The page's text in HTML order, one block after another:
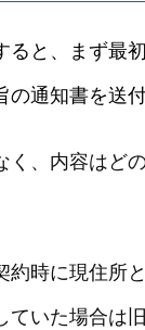
と、まず最
通知書を送付
、内容はど
約時に現住所
いた場合は旧